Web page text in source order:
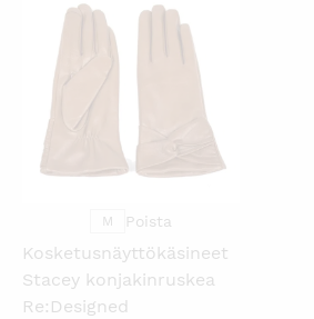
KATSO PIKANÄKYMÄ
M Poista
Kosketusnäyttökäsineet
Stacey konjakinruskea
Re:Designed